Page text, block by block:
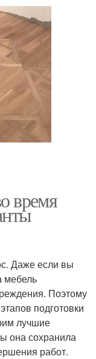
время
Даже если вы
мебель
Поэтому
подготовки
лучшие
она сохранила
работ.